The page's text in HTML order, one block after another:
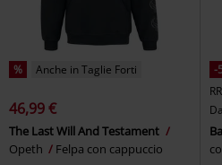
% Anche in Taglie Forti
46,99 €
The Last Will And Testament
Opeth
Felpa con cappuccio
-
Da